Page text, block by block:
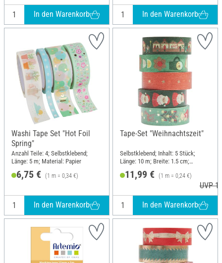
In den Warenkorb In den Warenkorb
Washi Tape Set "Hot Foil
Spring"
Anzahl Teile: 4; Selbstklebend;
Länge: 5 m; Material: Papier
6,75 € (1 m = 0,34 €)
In den Warenkorb
Tape-Set "Weihnachtszeit"
Selbstklebend; Inhalt: 5 Stück;
Länge: 10 m; Breite: 1.5 cm;
11,99 € (1 m = 0,24 €)
UVP
In den Warenkorb